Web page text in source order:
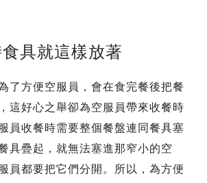
具就這樣放著
了方便空服員，會在食完餐後把餐
這好心之舉卻為空服員帶來收餐時
員收餐時需要整個餐盤連同餐具塞
具疊起，就無法塞進那窄小的空
員都要把它們分開。所以，為方便